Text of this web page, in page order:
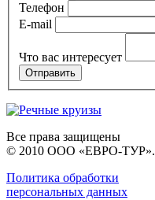
Телефон
E-mail
Что вас интересует
Все права защищены
© 2010 ООО «ЕВРО-ТУР».
Политика обработки
персональных данных